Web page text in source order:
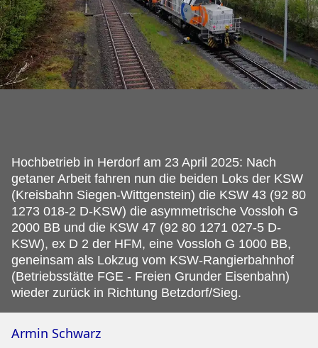
Hochbetrieb in Herdorf am 23 April 2025: Nach
getaner Arbeit fahren nun die beiden Loks der KSW
(Kreisbahn Siegen-Wittgenstein) die KSW 43 (92 80
1273 018-2 D-KSW) die asymmetrische Vossloh G
2000 BB und die KSW 47 (92 80 1271 027-5 D-
KSW), ex D 2 der HFM, eine Vossloh G 1000 BB,
geneinsam als Lokzug vom KSW-Rangierbahnhof
(Betriebsstätte FGE - Freien Grunder Eisenbahn)
wieder zurück in Richtung Betzdorf/Sieg.
Armin Schwarz